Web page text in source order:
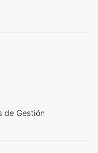
de Gestión